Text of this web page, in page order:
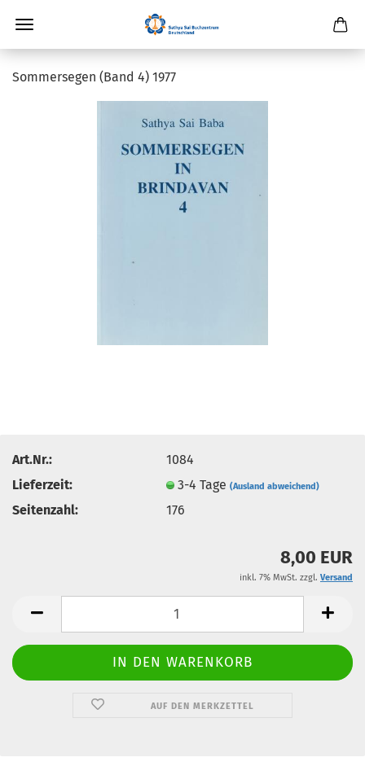
Sommersegen (Band 4) 1977
Art.Nr.:
1084
Lieferzeit:
3-4 Tage(Ausland abweichend)
Seitenzahl: 176
8,00 EUR
inkl. 7% MwSt. zzgl. Versand
AUF DEN MERKZETTEL